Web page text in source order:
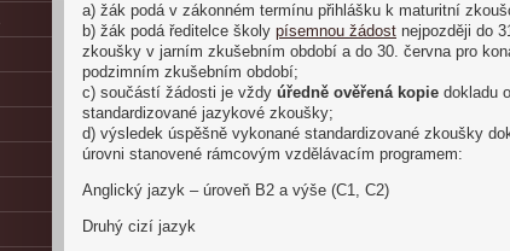
a) žák podá v zákonném termínu přihlášku k maturitní
b) žák podá ředitelce školy písemnou žádost nejpozději do
zkoušky v jarním zkušebním období a do 30. června pro
podzimním zkušebním období;
c) součástí žádosti je vždy úředně ověřená kopie dokladu
standardizované jazykové zkoušky;
d) výsledek úspěšně vykonané standardizované zkoušky
úrovni stanovené rámcovým vzdělávacím programem:
Anglický jazyk – úroveň B2 a výše (C1, C2)
Druhý cizí jazyk